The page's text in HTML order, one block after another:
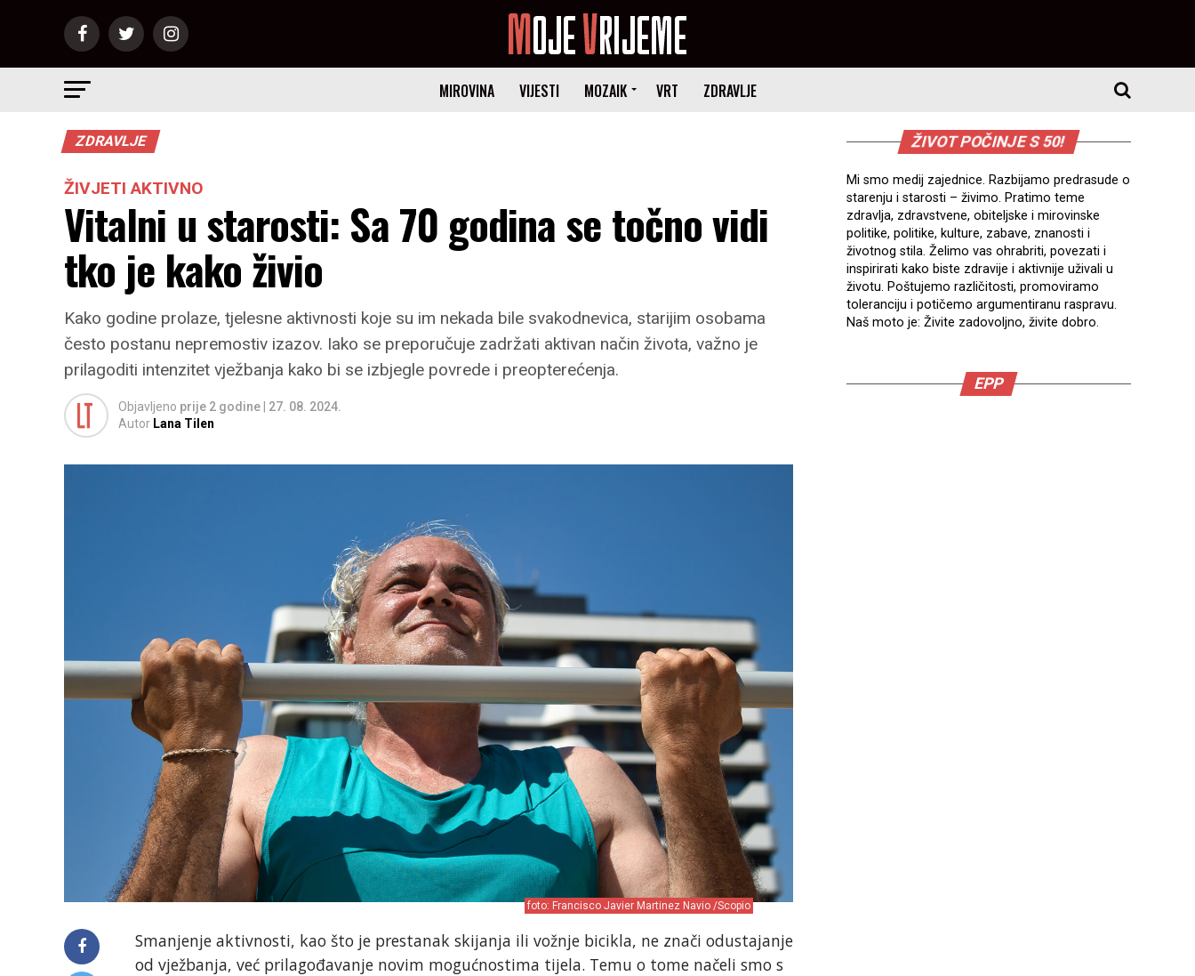
MIROVINA VIJESTI MOZAIK VRT ZDRAVLJE
ZDRAVLJE
ŽIVJETI AKTIVNO
Vitalni u starosti: Sa 70 godina se točno vidi
tko je kako živio
Kako godine prolaze, tjelesne aktivnosti koje su im nekada bile svakodnevica, starijim osobama
često postanu nepremostiv izazov. Iako se preporučuje zadržati aktivan način života, važno je
prilagoditi intenzitet vježbanja kako bi se izbjegle povrede i preopterećenja.
Objavljeno prije 2 godine
27. 08. 2024.
Autor Lana Tilen
foto: Francisco Javier Martinez Navio /Scopio
Smanjenje aktivnosti, kao što je prestanak skijanja ili vožnje bicikla, ne znači odustajanje
od vježbanja, već prilagođavanje novim mogućnostima tijela. Temu o tome načeli smo s
ŽIVOT POČINJE S 50!
Mi smo medij zajednice. Razbijamo predrasude o
starenju i starosti – živimo. Pratimo teme
zdravlja, zdravstvene, obiteljske i mirovinske
politike, politike, kulture, zabave, znanosti i
životnog stila. Želimo vas ohrabriti, povezati i
inspirirati kako biste zdravije i aktivnije uživali u
životu. Poštujemo različitosti, promoviramo
toleranciju i potičemo argumentiranu raspravu.
Naš moto je: Živite zadovoljno, živite dobro.
EPP